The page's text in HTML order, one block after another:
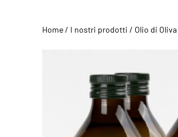
Home/ I nostri prodotti / Olio di Oliva